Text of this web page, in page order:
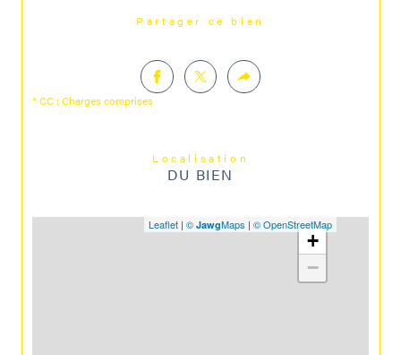
Partager ce bien
* CC : Charges comprises
Localisation
DU BIEN
+
−
Leaflet | © JawgMaps | © OpenStreetMap